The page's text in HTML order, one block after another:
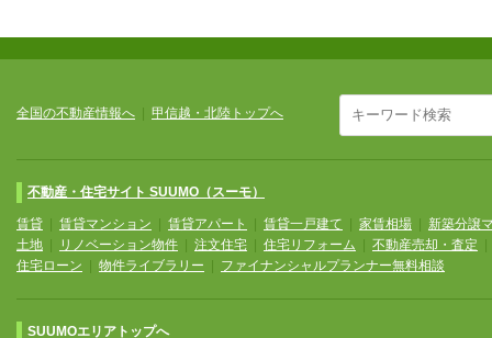
全国の不動産情報へ 甲信越・北陸トップへ
不動産・住宅サイト SUUMO（スーモ）
賃貸 賃貸マンション 賃貸アパート 賃貸一戸建て 家賃相場
新築分譲
土地
リノベーション物件 注文住宅 住宅リフォーム 不動産売却・査定
住宅ローン
物件ライブラリー ファイナンシャルプランナー無料相談
SUUMOエリアトップへ